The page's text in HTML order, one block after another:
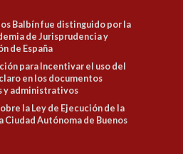
Balbín fue distinguido por la
de Jurisprudencia y
de España
para Incentivar el uso del
en los documentos
y administrativos
la Ley de Ejecución de la
Ciudad Autónoma de Buenos